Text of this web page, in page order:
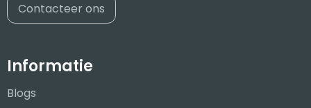
Contacteer ons
Informatie
Blogs